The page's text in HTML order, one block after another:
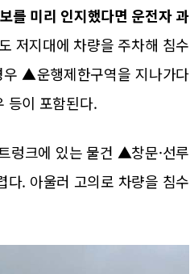
를 미리 인지했다면 운전자 과
저지대에 차량을 주차해 침수
▲운행제한구역을 지나가다
등이 포함된다.
렁크에 있는 물건 ▲창문·선루
다. 아울러 고의로 차량을 침수